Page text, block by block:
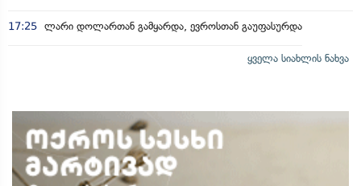
17:25 ლარი დოლართან გამყარდა, ევროსთან გაუფასურდა
ყველა სიახლის ნახვა